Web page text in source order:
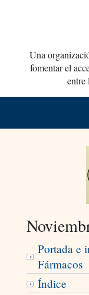
Una
fomentar el
entre
Portada e
Fármacos
Índice